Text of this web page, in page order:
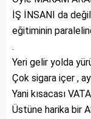
İŞ İNSANI da
eğitiminin
.
Yeri gelir yolda
Çok sigara içer ,
Yani kısacası
Üstüne harika bir